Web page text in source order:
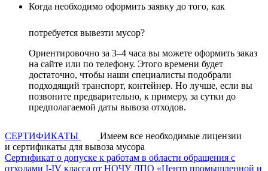
Когда необходимо оформить заявку до того, как
потребуется вывезти мусор?
Ориентировочно за 3–4 часа вы можете оформить заказ
на сайте или по телефону. Этого времени будет
достаточно, чтобы наши специалисты подобрали
подходящий транспорт, контейнер. Но лучше, если вы
позвоните предварительно, к примеру, за сутки до
предполагаемой даты вывоза отходов.
СЕРТИФИКАТЫ
Имеем все необходимые лицензии
и сертификаты для вывоза мусора
Сертификат о допуске к работам в области обращения с
отходами I-IV класса от НОЧУ ДПО «Центр промышленной и